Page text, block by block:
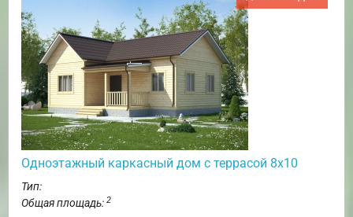
Одноэтажный каркасный дом с террасой 8х10
Тип:
Общая площадь: 2